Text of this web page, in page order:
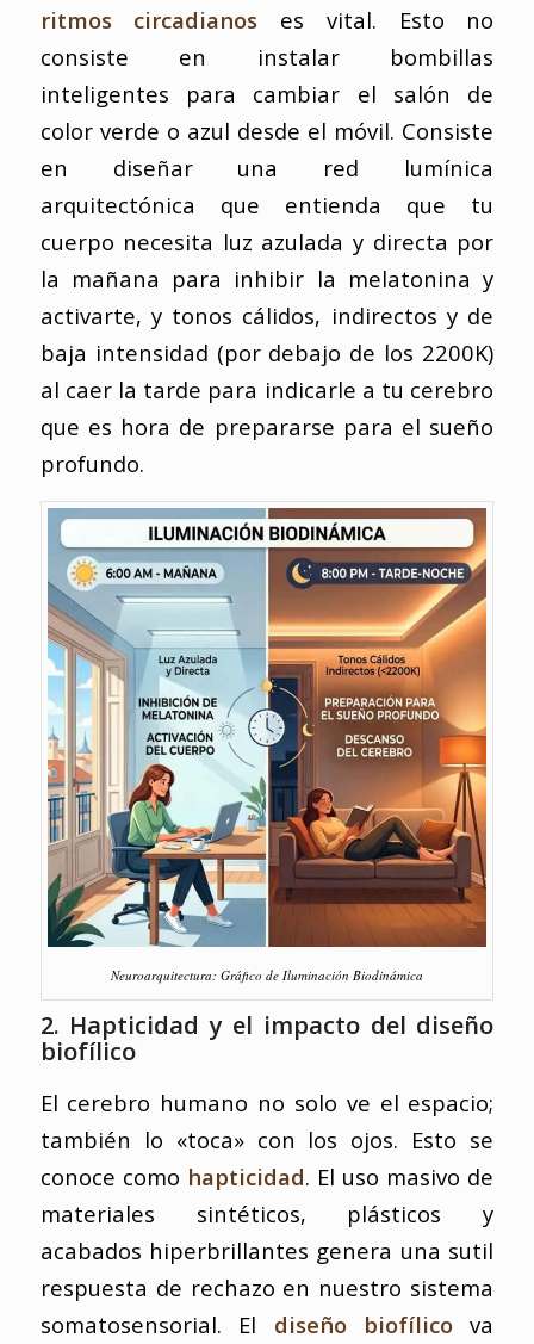
ritmos circadianos es vital. Esto no
consiste en instalar bombillas
inteligentes para cambiar el salón de
color verde o azul desde el móvil. Consiste
en diseñar una red lumínica
arquitectónica que entienda que tu
cuerpo necesita luz azulada y directa por
la mañana para inhibir la melatonina y
activarte, y tonos cálidos, indirectos y de
baja intensidad (por debajo de los 2200K)
al caer la tarde para indicarle a tu cerebro
que es hora de prepararse para el sueño
profundo.
Neuroarquitectura: Gráfico de Iluminación Biodinámica
2. Hapticidad y el impacto del diseño
biofílico
El cerebro humano no solo ve el espacio;
también lo «toca» con los ojos. Esto se
conoce como hapticidad. El uso masivo de
materiales sintéticos, plásticos y
acabados hiperbrillantes genera una sutil
respuesta de rechazo en nuestro sistema
somatosensorial. El diseño biofílicova